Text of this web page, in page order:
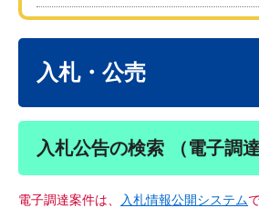
入札・公売
入札公告の検索 （電子調
電子調達案件は、 入札情報公開システム